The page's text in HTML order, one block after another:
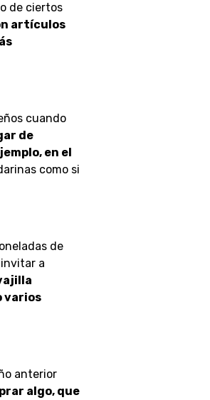
de ciertos
artículos
cuando
de
en el
como si
de
a
varios
anterior
algo, que